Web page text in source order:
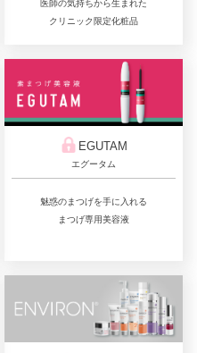
医師の気持ちから生まれた
クリニック限定化粧品
EGUTAM
エグータム
魅惑のまつげを手に入れる
まつげ専用美容液